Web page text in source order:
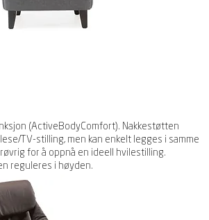
(ActiveBodyComfort). Nakkestøtten
TV-stilling, men kan enkelt legges i samme
for å oppnå en ideell hvilestilling.
reguleres i høyden.